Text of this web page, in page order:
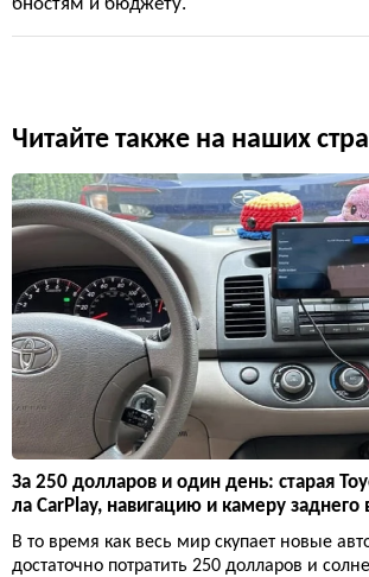
бностям и бюджету.
Читайте также на наших
За 250 долларов и один день: старая
ла CarPlay, навигацию и камеру заднего
В то время как весь мир скупает новые
достаточно потратить 250 долларов и